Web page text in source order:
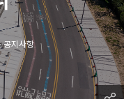
공지사항